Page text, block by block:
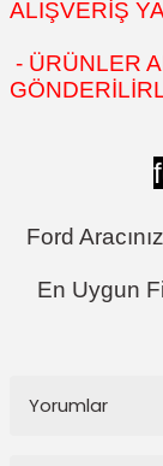
ALIŞVERİŞ
- ÜRÜNLER
Ford
En Uygun
Yorumlar